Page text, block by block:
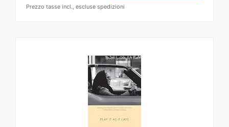
Prezzo tasse incl., escluse spedizioni